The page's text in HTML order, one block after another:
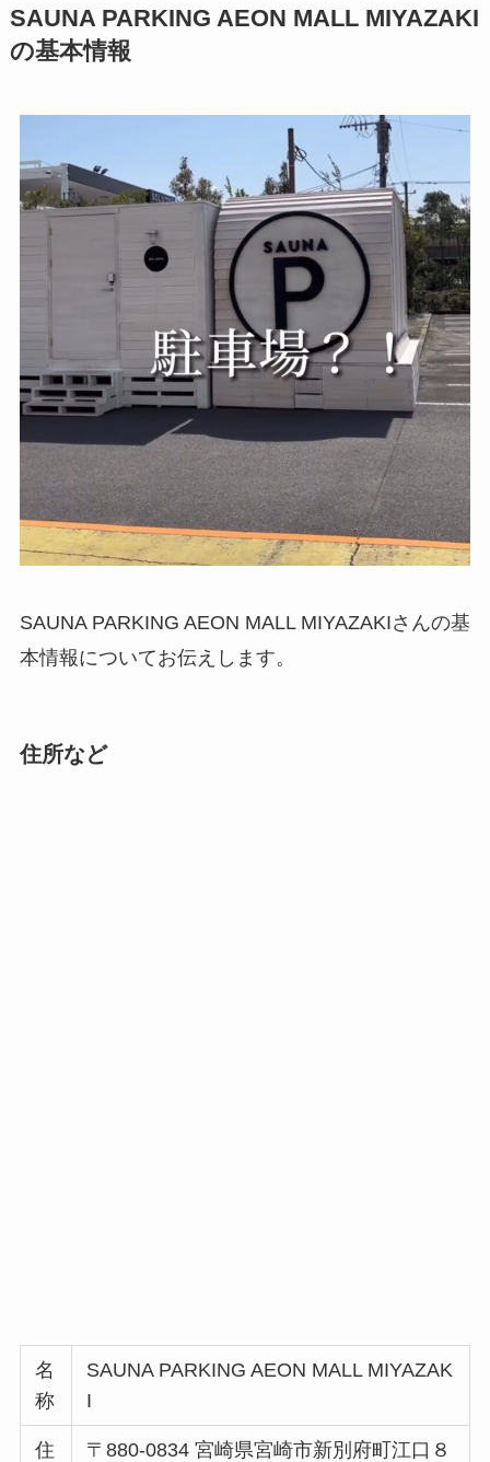
SAUNA PARKING AEON MALL MIYAZAKI
の基本情報
SAUNA PARKING AEON MALL MIYAZAKIさんの基
本情報についてお伝えします。
住所など
名
称
SAUNA PARKING AEON MALL MIYAZAK
I
住
〒880-0834 宮崎県宮崎市新別府町江口８